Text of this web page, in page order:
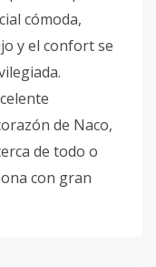
cómoda,
y el confort se
de Naco,
de todo o
con gran